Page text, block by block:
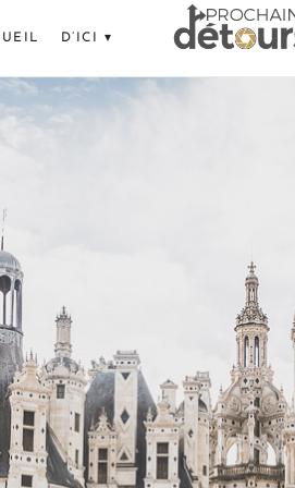
D’ICI ▾